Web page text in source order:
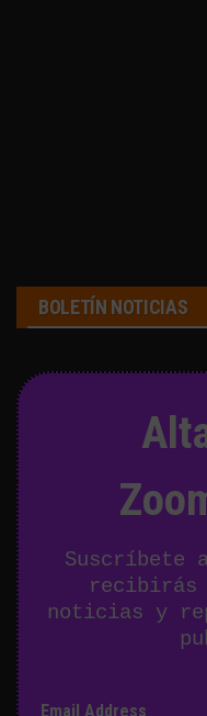
BOLETÍN NOTICIAS
Suscríbete
recibirás
noticias y
Email Address